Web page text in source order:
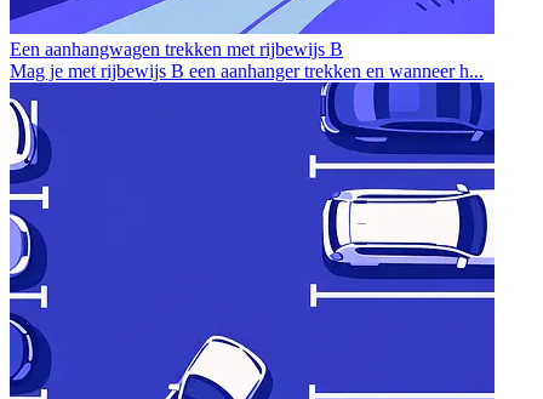
Een aanhangwagen trekken met rijbewijs B
Mag je met rijbewijs B een aanhanger trekken en wanneer h...